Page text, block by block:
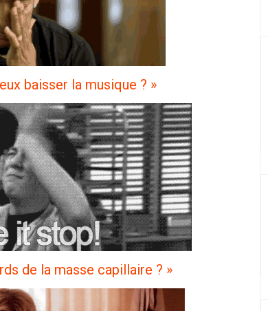
baisser la musique ? »
de la masse capillaire ? »